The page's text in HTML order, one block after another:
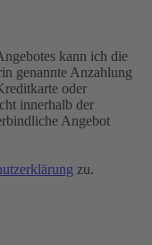
kann ich die
genannte Anzahlung
oder
innerhalb der
Angebot
zu.